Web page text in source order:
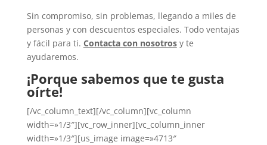
Sin compromiso, sin problemas, llegando a miles de
personas y con descuentos especiales. Todo ventajas
y fácil para ti. Contacta con nosotrosy te
ayudaremos.
¡Porque sabemos que te gusta
oírte!
[/vc_column_text][/vc_column][vc_column
width=»1/3″][vc_row_inner][vc_column_inner
width=»1/3″][us_image image=»4713″